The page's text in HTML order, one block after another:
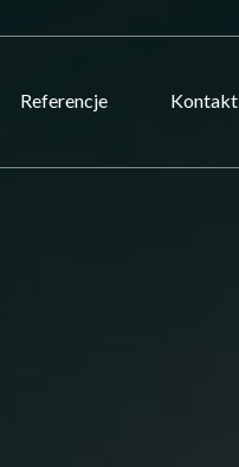
Referencje Kontakt